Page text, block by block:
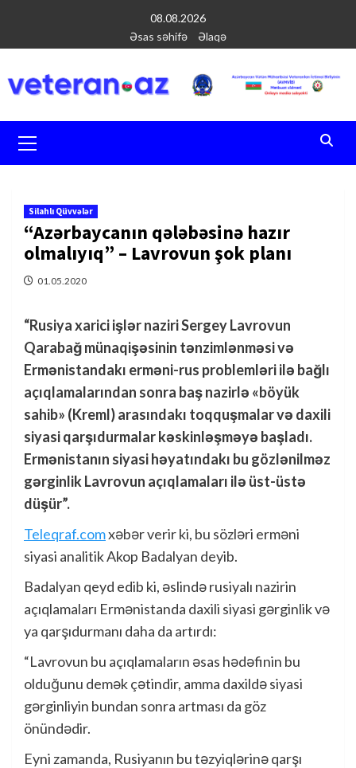
содержимому
08.08.2026
Əsas səhifə
Əlaqə
меню
Silahlı Qüvvələr
“Azərbaycanın qələbəsinə hazır
olmalıyıq” – Lavrovun şok planı
01.05.2020
“Rusiya xarici işlər naziri Sergey Lavrovun
Qarabağ münaqişəsinin tənzimlənməsi və
Ermənistandakı erməni-rus problemləri ilə bağlı
açıqlamalarından sonra baş nazirlə «böyük
sahib» (Kreml) arasındakı toqquşmalar və daxili
siyasi qarşıdurmalar kəskinləşməyə başladı.
Ermənistanın siyasi həyatındakı bu gözlənilməz
gərginlik Lavrovun açıqlamaları ilə üst-üstə
düşür”.
Teleqraf.comxəbər verir ki, bu sözləri erməni
siyasi analitik Akop Badalyan deyib.
Badalyan qeyd edib ki, əslində rusiyalı nazirin
açıqlamaları Ermənistanda daxili siyasi gərginlik və
ya qarşıdurmanı daha da artırdı:
“Lavrovun bu açıqlamaların əsas hədəfinin bu
olduğunu demək çətindir, amma daxildə siyasi
gərginliyin bundan sonra artması da göz
önündədir.
Eyni zamanda, Rusiyanın bu təzyiqlərinə qarşı